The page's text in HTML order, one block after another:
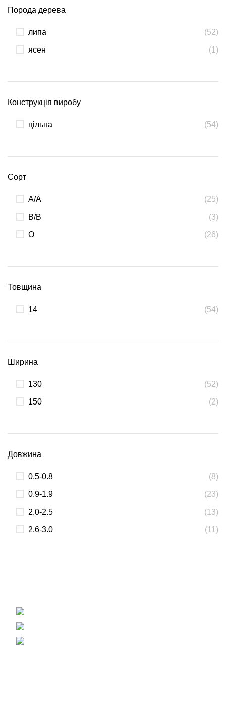
Порода дерева
липа (52)
ясен (1)
Конструкція виробу
цільна (54)
Сорт
А/А (25)
В/В (3)
О (26)
Товщина
14 (54)
Ширина
130 (52)
150 (2)
Довжина
0.5-0.8 (8)
0.9-1.9 (23)
2.0-2.5 (13)
2.6-3.0 (11)